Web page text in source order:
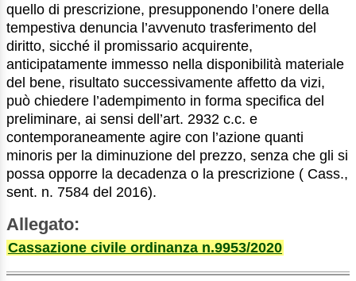
quello di prescrizione, presupponendo l’onere della
tempestiva denuncia l’avvenuto trasferimento del
diritto, sicché il promissario acquirente,
anticipatamente immesso nella disponibilità materiale
del bene, risultato successivamente affetto da vizi,
può chiedere l’adempimento in forma specifica del
preliminare, ai sensi dell’art. 2932 c.c. e
contemporaneamente agire con l’azione quanti
minoris per la diminuzione del prezzo, senza che gli si
possa opporre la decadenza o la prescrizione ( Cass.,
sent. n. 7584 del 2016).
Allegato:
Cassazione civile ordinanza n.9953/2020